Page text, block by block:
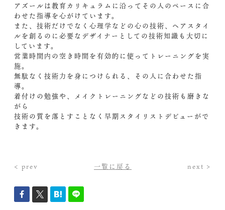
アズールは教育カリキュラムに沿ってその人のペースに合
わせた指導を心がけています。
また、技術だけでなく心理学などの心の技術、ヘアスタイ
ルを創るのに必要なデザイナーとしての技術知識も大切に
しています。
営業時間内の空き時間を有効的に使ってトレーニングを実
施。
無駄なく技術力を身につけられる、その人に合わせた指
導。
着付けの勉強や、メイクトレーニングなどの技術も磨きな
がら
技術の質を落とすことなく早期スタイリストデビューがで
きます。
< prev 一覧に戻る next >